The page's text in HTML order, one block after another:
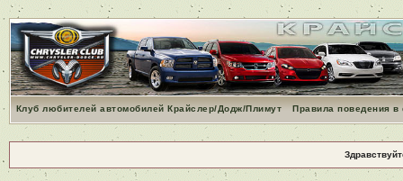
Клуб любителей автомобилей Крайслер/Додж/Плимут Правила поведения